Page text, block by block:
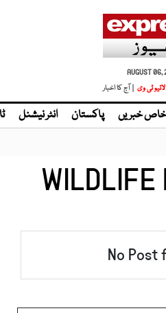
AUGUST
لائیو ٹی وی | آج کا اخبار
خاص خبریں پاکستان انٹر نیشنل
WILDLIFE
No Post